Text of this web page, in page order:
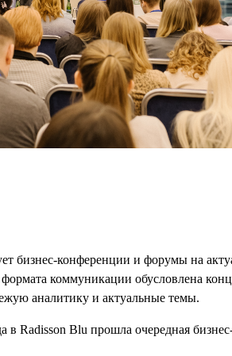
бизнес-конференции и форумы на
коммуникации обусловлена
аналитику и актуальные темы.
в Radisson Blu прошла очередная